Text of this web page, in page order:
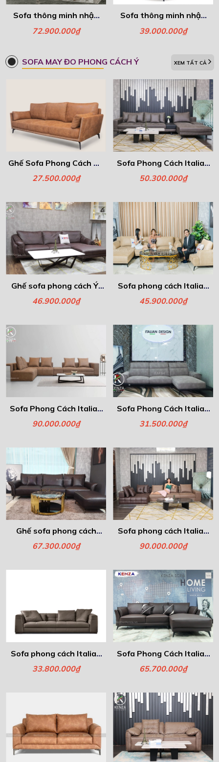
Sofa thông minh nhập
khẩu – Elise
72.900.000₫
Sofa thông minh nhập
khẩu – Ghế đơn Ganesa
39.000.000₫
SOFA MAY ĐO PHONG CÁCH Ý XEM TẤT CẢ
Ghế Sofa Phong Cách Ý -
Gamma
27.500.000₫
Sofa Phong Cách Italia -
Libero
50.300.000₫
Ghế sofa phong cách Ý-
Floren
46.900.000₫
Sofa phong cách Italia -
Fiona
45.900.000₫
Sofa Phong Cách Italia -
Freeman
90.000.000₫
Sofa Phong Cách Italia -
Atria
31.500.000₫
Ghế sofa phong cách
Italia- Lazio
67.300.000₫
Sofa phong cách Italia -
Laurance
90.000.000₫
Sofa phong cách Italia -
Blazer
33.800.000₫
Sofa Phong Cách Italia -
Amber
65.700.000₫